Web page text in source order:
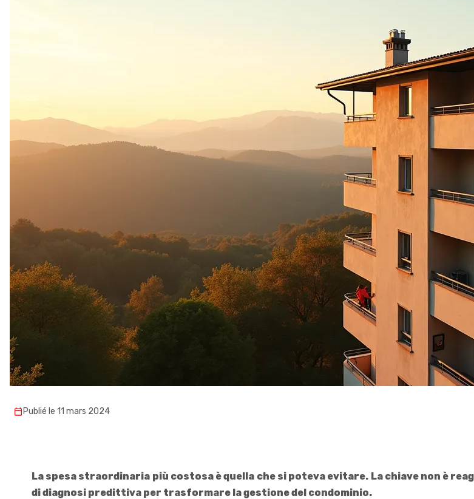
Publié le 11 mars 2024
La spesa straordinaria più costosa è quella che si poteva evitare. La chiave non è
di diagnosi predittiva per trasformare la gestione del condominio.